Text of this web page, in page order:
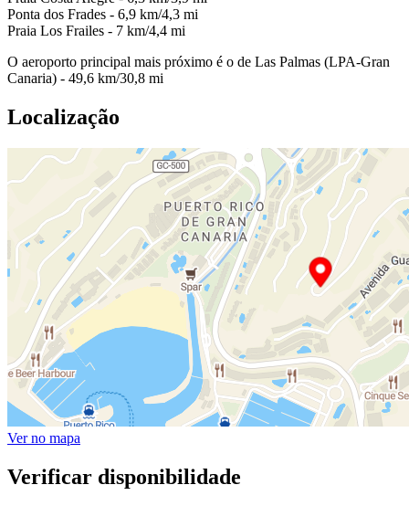
Ponta dos Frades - 6,9 km/4,3 mi
Praia Los Frailes - 7 km/4,4 mi
O aeroporto principal mais próximo é o de Las Palmas (LPA-Gran
Canaria) - 49,6 km/30,8 mi
Localização
Ver no mapa
Verificar disponibilidade